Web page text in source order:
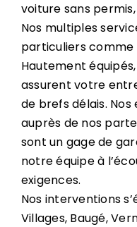
voiture sans
Nos multiples
particuliers comme
Hautement
assurent votre
de brefs délais.
auprès de nos
sont un gage de
notre équipe à
exigences.
Nos interventions
Villages, Baugé,